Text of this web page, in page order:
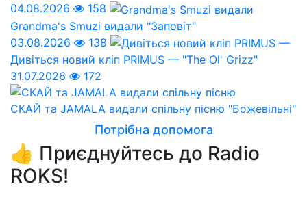
04.08.2026
158
Grandma's Smuzi видали "Заповіт"
03.08.2026
138
Дивіться новий кліп PRIMUS — "The Ol' Grizz"
31.07.2026
172
СКАЙ та JAMALA видали спільну пісню "Божевільні"
Потрібна допомога
👍 Приєднуйтесь до Radio
ROKS!